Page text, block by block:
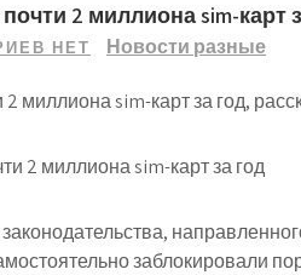
2 миллиона sim-карт
НЕТ Новости разные
миллиона sim-карт за год,
заблокировали